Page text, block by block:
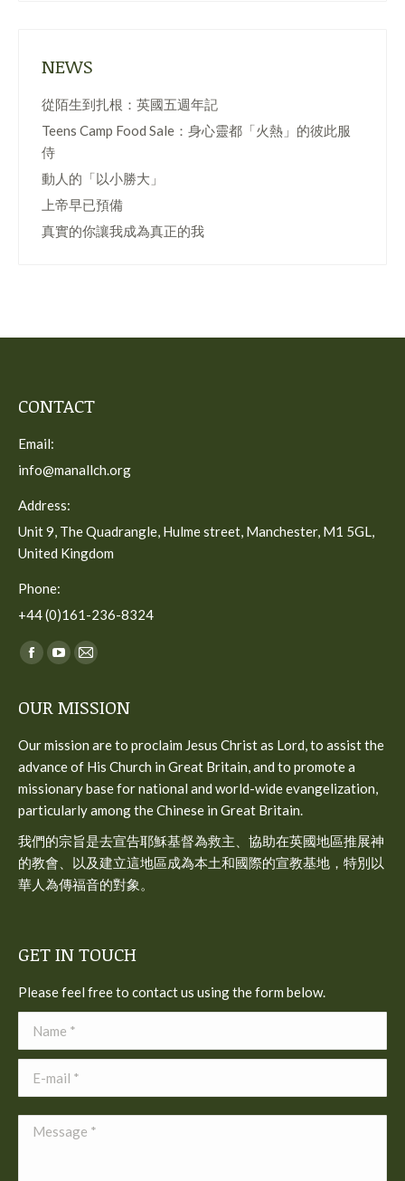
NEWS
從陌生到扎根：英國五週年記
Teens Camp Food Sale：身心靈都「火熱」的彼此服
侍
動人的「以小勝大」
上帝早已預備
真實的你讓我成為真正的我
CONTACT
Email:
info@manallch.org
Address:
Unit 9, The Quadrangle, Hulme street, Manchester, M1 5GL,
United Kingdom
Phone:
+44 (0)161-236-8324
Find us on:
Facebook
opens
window
YouTube
opens
window
Mail
opens
window
OUR MISSION
Our mission are to proclaim Jesus Christ as Lord, to assist the
advance of His Church in Great Britain, and to promote a
missionary base for national and world-wide evangelization,
particularly among the Chinese in Great Britain.
我們的宗旨是去宣告耶穌基督為救主、協助在英國地區推展神
的教會、以及建立這地區成為本土和國際的宣教基地，特別以
華人為傳福音的對象。
GET IN TOUCH
Please feel free to contact us using the form below.
Name *
E-mail *
Message *